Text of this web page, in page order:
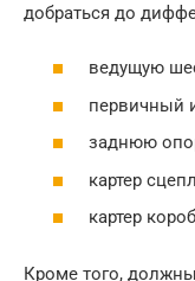
добраться до
ведущую
первичный
заднюю
картер
картер
Кроме того,